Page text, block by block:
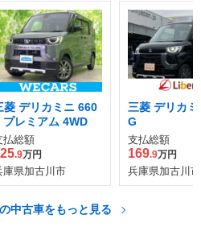
菱 デリカミニ 660
プレミアム 4WD
払総額
.9万円
庫県加古川市
三菱 デリカ
G
支払総額
169.9万円
兵庫県加古川市
中古車をもっと見る